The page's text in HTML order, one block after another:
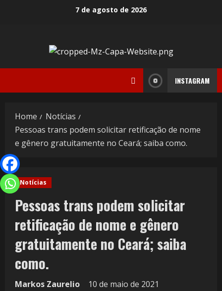
7 de agosto de 2026
INSTAGRAM
Home
Notícias
Pessoas trans podem solicitar retificação de nome
e gênero gratuitamente no Ceará; saiba como.
Notícias
Pessoas trans podem solicitar
retificação de nome e gênero
gratuitamente no Ceará; saiba
como.
Markos Zaurelio
10 de maio de 2021